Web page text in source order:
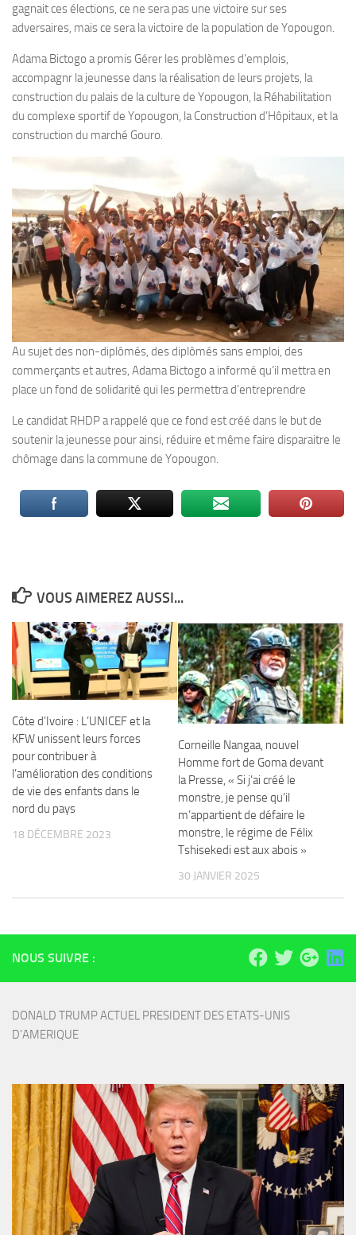
gagnait ces élections, ce ne sera pas une victoire sur ses
adversaires, mais ce sera la victoire de la population de Yopougon.
Adama Bictogo a promis Gérer les problèmes d’emplois,
accompagnr la jeunesse dans la réalisation de leurs projets, la
construction du palais de la culture de Yopougon, la Réhabilitation
du complexe sportif de Yopougon, la Construction d’Hôpitaux, et la
construction du marché Gouro.
Au sujet des non-diplômés, des diplômés sans emploi, des
commerçants et autres, Adama Bictogo a informé qu’il mettra en
place un fond de solidarité qui les permettra d’entreprendre
Le candidat RHDP a rappelé que ce fond est créé dans le but de
soutenir la jeunesse pour ainsi, réduire et même faire disparaitre le
chômage dans la commune de Yopougon.
VOUS AIMEREZ AUSSI...
Côte d’Ivoire : L’UNICEF et la
KFW unissent leurs forces
pour contribuer à
l’amélioration des conditions
de vie des enfants dans le
nord du pays
18 DÉCEMBRE 2023
Corneille Nangaa, nouvel
Homme fort de Goma devant
la Presse, « Si j’ai créé le
monstre, je pense qu’il
m’appartient de défaire le
monstre, le régime de Félix
Tshisekedi est aux abois »
30 JANVIER 2025
NOUS SUIVRE :
DONALD TRUMP ACTUEL PRESIDENT DES ETATS-UNIS
D'AMERIQUE